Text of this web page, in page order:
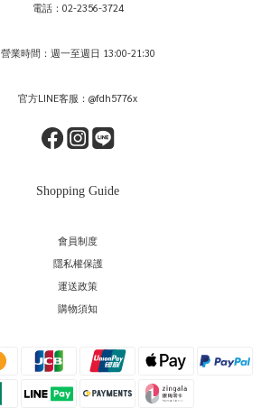
電話：02-2356-3724
營業時間：週一至週日 13:00-21:30
官方LINE客服：@fdh5776x
Shopping Guide
會員制度
隱私權保護
運送政策
購物須知